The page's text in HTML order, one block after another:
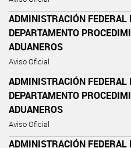
ADMINISTRACIÓN
DEPARTAMENTO
ADUANEROS
Aviso Oficial
ADMINISTRACIÓN
DEPARTAMENTO
ADUANEROS
Aviso Oficial
ADMINISTRACIÓN